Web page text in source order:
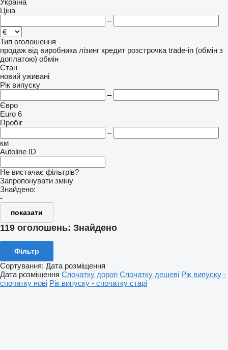
Україна
Ціна
–
Тип оголошення
продаж від виробника лізинг кредит розстрочка trade-in (обмін з
доплатою) обмін
Стан
новий уживані
Рік випуску
–
Євро
Euro 6
Пробіг
–
км
Autoline ID
Не вистачає фільтрів?
Запропонувати зміну
Знайдено:
-
показати
119 оголошень: Знайдено
Фільтр
Сортування: Дата розміщення
Дата розміщення Спочатку дорогі Спочатку дешеві Рік випуску -
спочатку нові Рік випуску - спочатку старі